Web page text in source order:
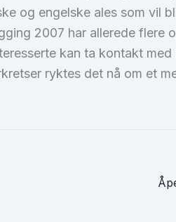
og engelske ales som vil
2007 har allerede flere
kan ta kontakt med
ryktes det nå om et